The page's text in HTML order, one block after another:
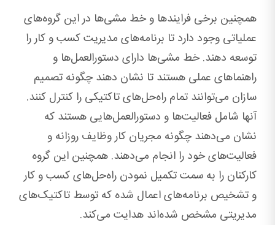
همچنین برخی فرایندها و خط مشی‌ها در این گروه‌های
عملیاتی وجود دارد تا برنامه‌های مدیریت کسب و کار را
توسعه دهند. خط مشی‌ها دارای دستورالعمل‌ها و
راهنماهای عملی هستند تا نشان دهند چگونه تصمیم
سازان می‌توانند تمام راه‌حل‌های تاکتیکی را کنترل کنند.
آنها شامل فعالیت‌ها و دستورالعمل‌هایی هستند که
نشان می‌دهند چگونه مجریان کار وظایف روزانه و
فعالیت‌های خود را انجام می‌دهند. همچنین این گروه
کارکنان را به سمت تکمیل نمودن راه‌حل‌های کسب و کار
و تشخیص برنامه‌های اعمال شده که توسط تاکتیک‌های
مدیریتی مشخص شده‌اند هدایت می‌کند.